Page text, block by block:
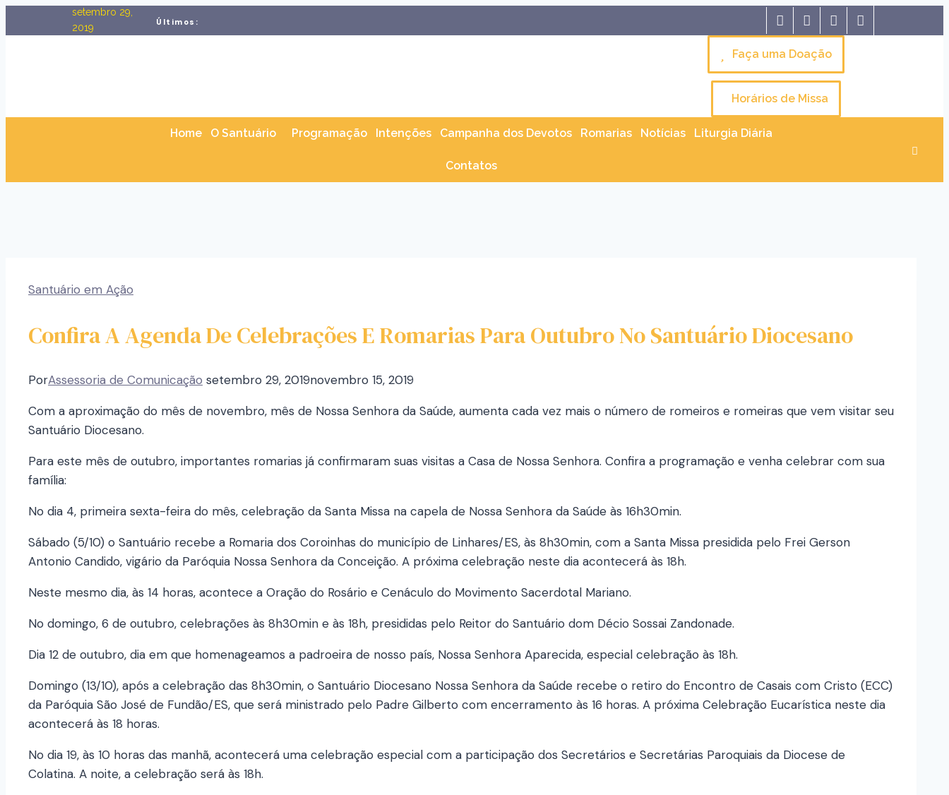
setembro 29,
2019
Últimos:
Faça uma Doação
Horários de Missa
Home O Santuário Programação Intenções Campanha dos Devotos Romarias Notícias Liturgia Diária
Contatos
Santuário em Ação
Confira A Agenda De Celebrações E Romarias Para Outubro No Santuário Diocesano
PorAssessoria de Comunicação setembro 29, 2019novembro 15, 2019
Com a aproximação do mês de novembro, mês de Nossa Senhora da Saúde, aumenta cada vez mais o número de romeiros e romeiras que vem visitar seu
Santuário Diocesano.
Para este mês de outubro, importantes romarias já confirmaram suas visitas a Casa de Nossa Senhora. Confira a programação e venha celebrar com sua
família:
No dia 4, primeira sexta-feira do mês, celebração da Santa Missa na capela de Nossa Senhora da Saúde às 16h30min.
Sábado (5/10) o Santuário recebe a Romaria dos Coroinhas do município de Linhares/ES, às 8h30min, com a Santa Missa presidida pelo Frei Gerson
Antonio Candido, vigário da Paróquia Nossa Senhora da Conceição. A próxima celebração neste dia acontecerá às 18h.
Neste mesmo dia, às 14 horas, acontece a Oração do Rosário e Cenáculo do Movimento Sacerdotal Mariano.
No domingo, 6 de outubro, celebrações às 8h30min e às 18h, presididas pelo Reitor do Santuário dom Décio Sossai Zandonade.
Dia 12 de outubro, dia em que homenageamos a padroeira de nosso país, Nossa Senhora Aparecida, especial celebração às 18h.
Domingo (13/10), após a celebração das 8h30min, o Santuário Diocesano Nossa Senhora da Saúde recebe o retiro do Encontro de Casais com Cristo (ECC)
da Paróquia São José de Fundão/ES, que será ministrado pelo Padre Gilberto com encerramento às 16 horas. A próxima Celebração Eucarística neste dia
acontecerá às 18 horas.
No dia 19, às 10 horas das manhã, acontecerá uma celebração especial com a participação dos Secretários e Secretárias Paroquiais da Diocese de
Colatina. A noite, a celebração será às 18h.